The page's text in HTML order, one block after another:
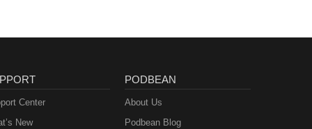
Center
New
PODBEAN
About Us
Podbean Blog